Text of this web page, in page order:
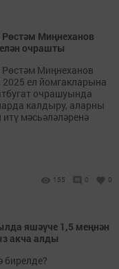
Рөстәм Миңнеханов
очрашты
Рөстәм Миңнеханов
ел йомгакларына
очрашуында
калдыру, аларны
мәсьәләләренә
155 0 0
яшәүче 1,5 меңнән
акча алды
бирелде?